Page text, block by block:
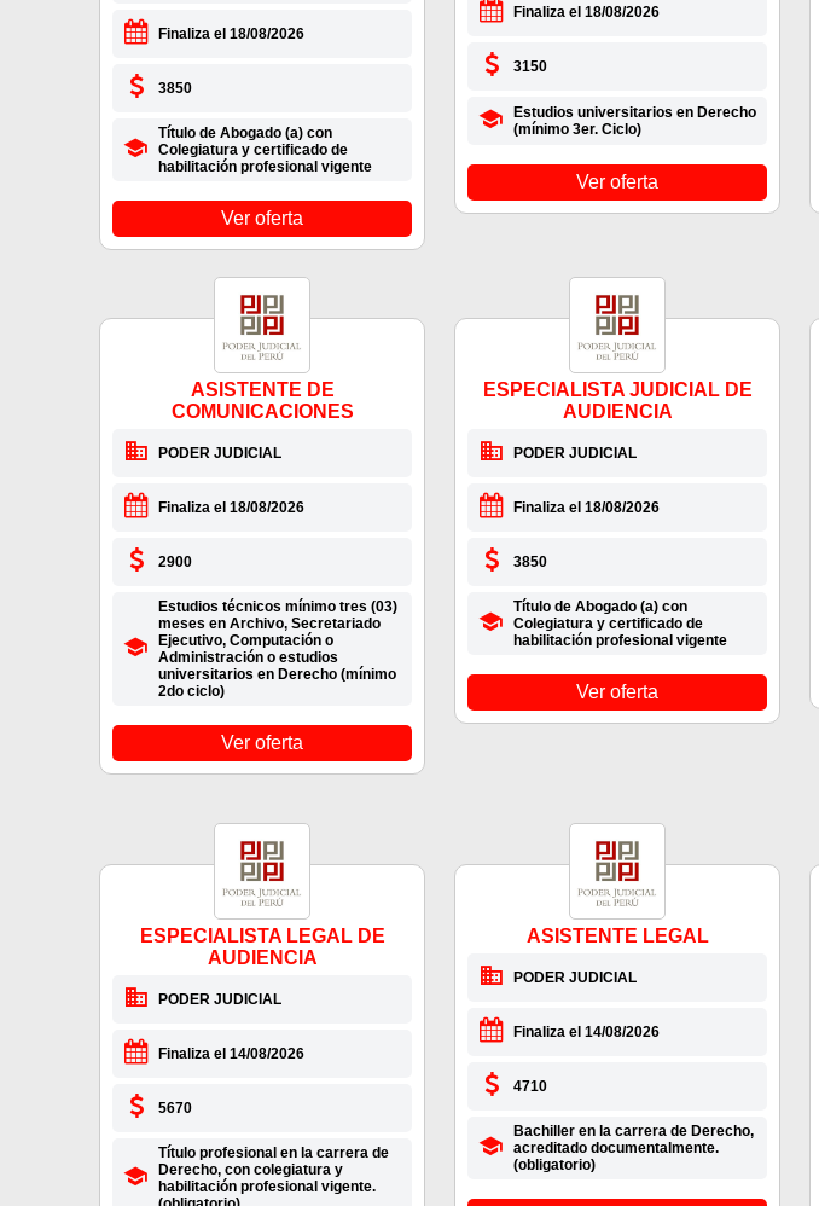
Finaliza el 18/08/2026
3850
Título de Abogado (a) con
Colegiatura y certificado de
habilitación profesional vigente
Ver oferta
Finaliza el 18/08/2026
3150
Estudios universitarios en Derecho
(mínimo 3er. Ciclo)
Ver oferta
ASISTENTE DE
COMUNICACIONES
PODER JUDICIAL
Finaliza el 18/08/2026
2900
Estudios técnicos mínimo tres (03)
meses en Archivo, Secretariado
Ejecutivo, Computación o
Administración o estudios
universitarios en Derecho (mínimo
2do ciclo)
Ver oferta
ESPECIALISTA JUDICIAL DE
AUDIENCIA
PODER JUDICIAL
Finaliza el 18/08/2026
3850
Título de Abogado (a) con
Colegiatura y certificado de
habilitación profesional vigente
Ver oferta
ESPECIALISTA LEGAL DE
AUDIENCIA
PODER JUDICIAL
Finaliza el 14/08/2026
5670
Título profesional en la carrera de
Derecho, con colegiatura y
habilitación profesional vigente.
ASISTENTE LEGAL
PODER JUDICIAL
Finaliza el 14/08/2026
4710
Bachiller en la carrera de Derecho,
acreditado documentalmente.
(obligatorio)